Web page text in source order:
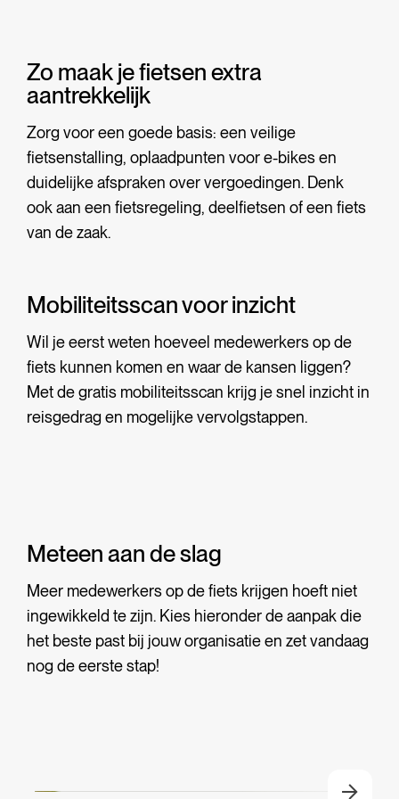
Zo maak je fietsen extra
aantrekkelijk
Zorg voor een goede basis: een veilige
fietsenstalling, oplaadpunten voor e-bikes en
duidelijke afspraken over vergoedingen. Denk
ook aan een fietsregeling, deelfietsen of een fiets
van de zaak.
Mobiliteitsscan voor inzicht
Wil je eerst weten hoeveel medewerkers op de
fiets kunnen komen en waar de kansen liggen?
Met de gratis mobiliteitsscan krijg je snel inzicht in
reisgedrag en mogelijke vervolgstappen.
Meteen aan de slag
Meer medewerkers op de fiets krijgen hoeft niet
ingewikkeld te zijn. Kies hieronder de aanpak die
het beste past bij jouw organisatie en zet vandaag
nog de eerste stap!
Incompany Battle: daag
jouw collega’s uit om vaker
de fiets te pakken